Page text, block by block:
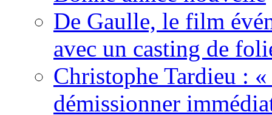
De Gaulle, le film
avec un casting de
Christophe Tardieu : «
démissionner